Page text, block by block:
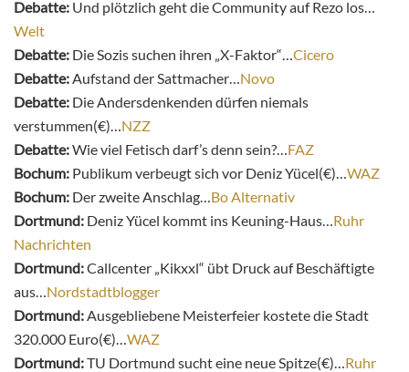
Debatte: Und plötzlich geht die Community auf Rezo los…
Welt
Debatte: Die Sozis suchen ihren „X-Faktor“… Cicero
Debatte: Aufstand der Sattmacher… Novo
Debatte: Die Andersdenkenden dürfen niemals
verstummen(€)… NZZ
Debatte:Wie viel Fetisch darf’s denn sein?… FAZ
Bochum: Publikum verbeugt sich vor Deniz Yücel(€)… WAZ
Bochum: Der zweite Anschlag… Bo Alternativ
Dortmund: Deniz Yücel kommt ins Keuning-Haus… Ruhr
Nachrichten
Dortmund:Callcenter „Kikxxl“ übt Druck auf Beschäftigte
aus… Nordstadtblogger
Dortmund: Ausgebliebene Meisterfeier kostete die Stadt
320.000 Euro(€)… WAZ
Dortmund:TU Dortmund sucht eine neue Spitze(€)… Ruhr